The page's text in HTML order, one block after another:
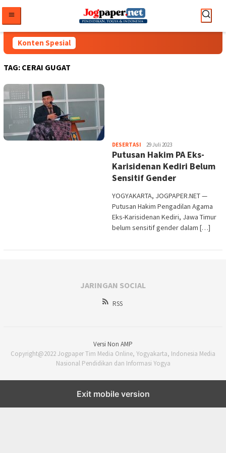
konten
Konten Spesial
TAG: CERAI GUGAT
DESERTASI Heri
Purwata
29 Juli 2023
Putusan Hakim PA Eks-
Karisidenan Kediri Belum
Sensitif Gender
YOGYAKARTA, JOGPAPER.NET —
Putusan Hakim Pengadilan Agama
Eks-Karisidenan Kediri, Jawa Timur
belum sensitif gender dalam […]
JARINGAN SOCIAL
RSS
Versi Non AMP
Copyright@2022 Jogpaper Tim Media Online, Yogyakarta, Indonesia Media
Nasional Pendidikan dan Informasi Yogya
Exit mobile version